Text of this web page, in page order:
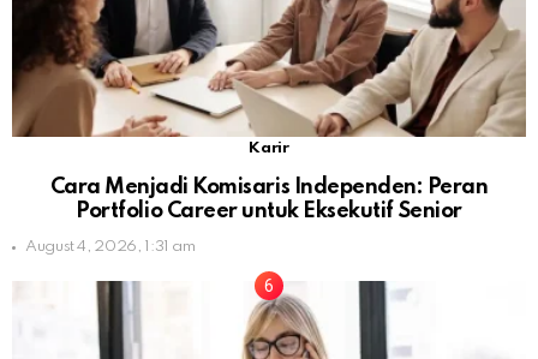
Karir
Cara Menjadi Komisaris Independen: Peran
Portfolio Career untuk Eksekutif Senior
August 4, 2026, 1:31 am